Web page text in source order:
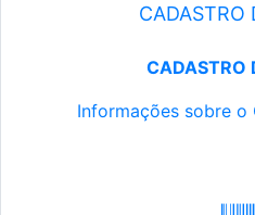
CADASTRO
CADASTRO
Informações sobre o